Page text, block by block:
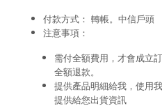
付款方式： 轉帳。中信戶頭
注意事項：
需付全額費用，才會成立
全額退款。
提供產品明細給我，使用
提供給您出貨資訊